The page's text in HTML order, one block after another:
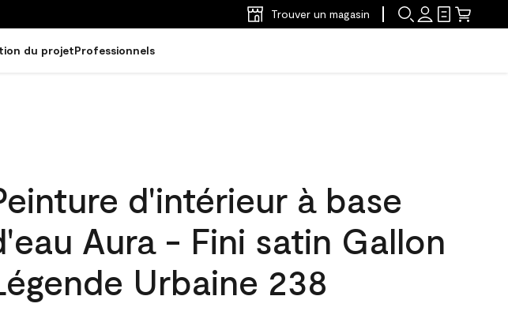
Trouver un magasin
du projetProfessionnels
d'intérieur à base
Aura - Fini satin Gallon
Urbaine 238